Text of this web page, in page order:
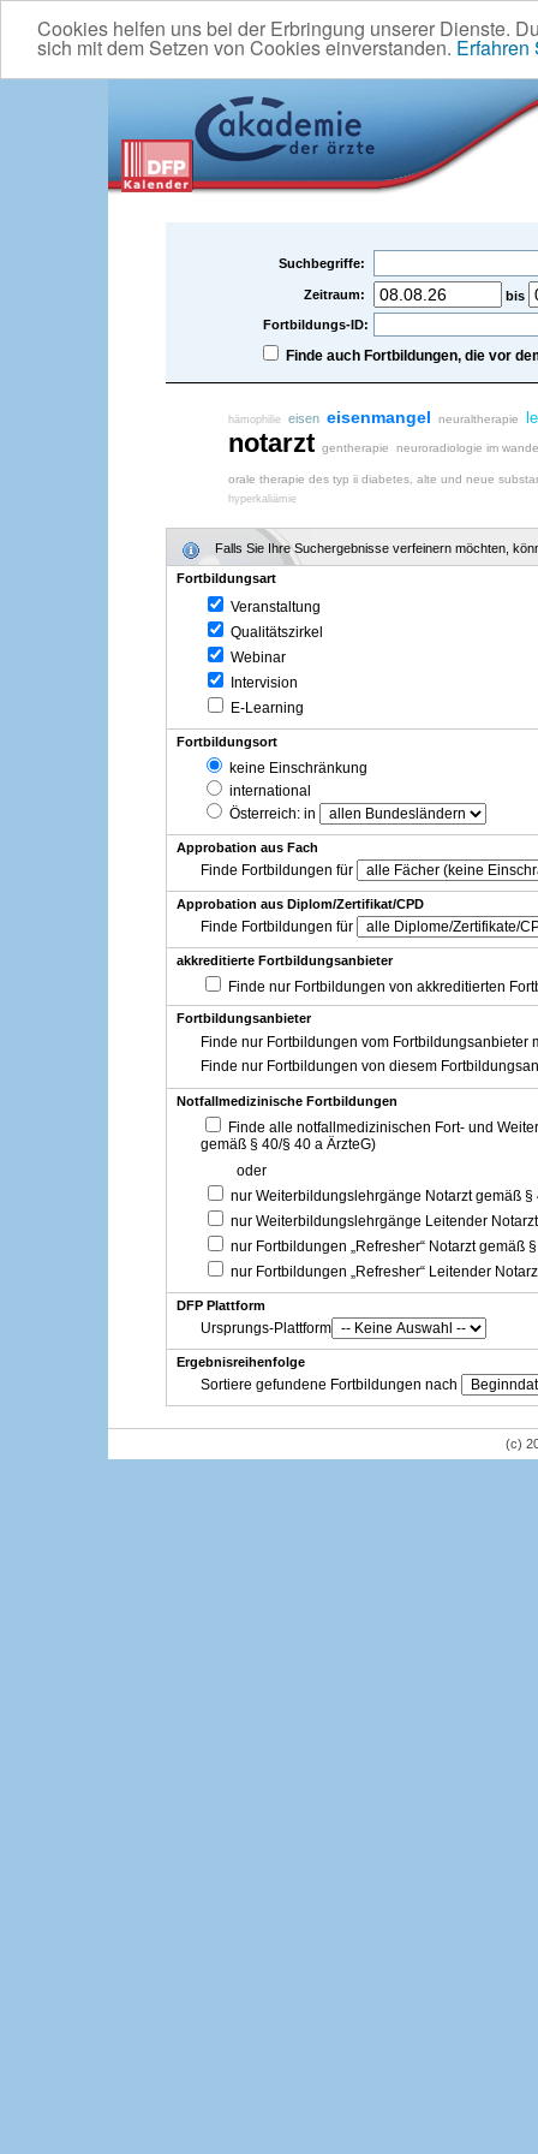
Cookies helfen uns bei der Erbringung unserer Dienste.
sich mit dem Setzen von Cookies einverstanden. Erfahren
Suchbegriffe:
Zeitraum:
bis
Fortbildungs-ID:
Finde auch Fortbildungen, die vor
hämophilie eisen eisenmangel neuraltherapie
notarzt gentherapie neuroradiologie im
orale therapie des typ ii diabetes, alte und neue
hyperkaliämie
Falls Sie Ihre Suchergebnisse verfeinern möchten,
Fortbildungsart
Veranstaltung
Qualitätszirkel
Webinar
Intervision
E-Learning
Fortbildungsort
keine Einschränkung
international
Österreich: in
Approbation aus Fach
Finde Fortbildungen für
Approbation aus Diplom/Zertifikat/CPD
Finde Fortbildungen für
akkreditierte Fortbildungsanbieter
Finde nur Fortbildungen von akkreditierten
Fortbildungsanbieter
Finde nur Fortbildungen vom Fortbildungsanbieter
Finde nur Fortbildungen von diesem
Notfallmedizinische Fortbildungen
Finde alle notfallmedizinischen Fort- und
gemäß § 40/§ 40 a ÄrzteG)
oder
nur Weiterbildungslehrgänge Notarzt gemäß §
nur Weiterbildungslehrgänge Leitender
nur Fortbildungen „Refresher“ Notarzt gemäß
nur Fortbildungen „Refresher“ Leitender
DFP Plattform
Ursprungs-Plattform
Ergebnisreihenfolge
Sortiere gefundene Fortbildungen nach
(c)